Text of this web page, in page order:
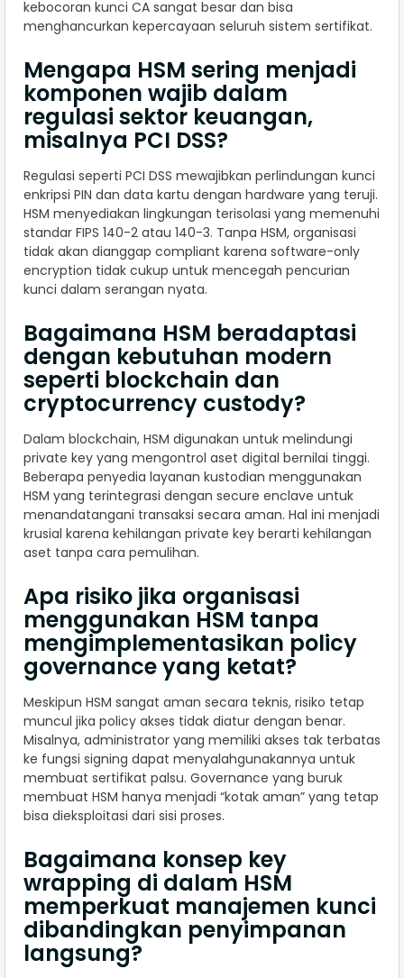
kebocoran kunci CA sangat besar dan bisa
menghancurkan kepercayaan seluruh sistem sertifikat.
Mengapa HSM sering menjadi
komponen wajib dalam
regulasi sektor keuangan,
misalnya PCI DSS?
Regulasi seperti PCI DSS mewajibkan perlindungan kunci
enkripsi PIN dan data kartu dengan hardware yang teruji.
HSM menyediakan lingkungan terisolasi yang memenuhi
standar FIPS 140-2 atau 140-3. Tanpa HSM, organisasi
tidak akan dianggap compliant karena software-only
encryption tidak cukup untuk mencegah pencurian
kunci dalam serangan nyata.
Bagaimana HSM beradaptasi
dengan kebutuhan modern
seperti blockchain dan
cryptocurrency custody?
Dalam blockchain, HSM digunakan untuk melindungi
private key yang mengontrol aset digital bernilai tinggi.
Beberapa penyedia layanan kustodian menggunakan
HSM yang terintegrasi dengan secure enclave untuk
menandatangani transaksi secara aman. Hal ini menjadi
krusial karena kehilangan private key berarti kehilangan
aset tanpa cara pemulihan.
Apa risiko jika organisasi
menggunakan HSM tanpa
mengimplementasikan policy
governance yang ketat?
Meskipun HSM sangat aman secara teknis, risiko tetap
muncul jika policy akses tidak diatur dengan benar.
Misalnya, administrator yang memiliki akses tak terbatas
ke fungsi signing dapat menyalahgunakannya untuk
membuat sertifikat palsu. Governance yang buruk
membuat HSM hanya menjadi “kotak aman” yang tetap
bisa dieksploitasi dari sisi proses.
Bagaimana konsep key
wrapping di dalam HSM
memperkuat manajemen kunci
dibandingkan penyimpanan
langsung?